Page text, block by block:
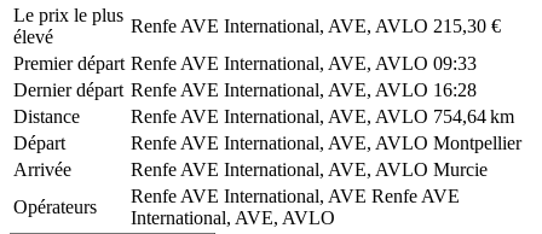
Le prix le plus
élevé
Renfe AVE International, AVE, AVLO 215,30 €
Premier départ Renfe AVE International, AVE, AVLO 09:33
Dernier départ Renfe AVE International, AVE, AVLO 16:28
Distance
Renfe AVE International, AVE, AVLO 754,64 km
Départ
Renfe AVE International, AVE, AVLO Montpellier
Arrivée
Renfe AVE International, AVE, AVLO Murcie
Opérateurs
Renfe AVE International, AVE Renfe AVE
International, AVE, AVLO
© CARTO, ©